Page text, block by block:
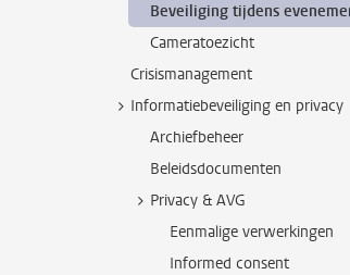
Beveiliging tijdens
Cameratoezicht
Crisismanagement
Informatiebeveiliging en privacy
Archiefbeheer
Beleidsdocumenten
Privacy & AVG
Eenmalige verwerkingen
Informed consent